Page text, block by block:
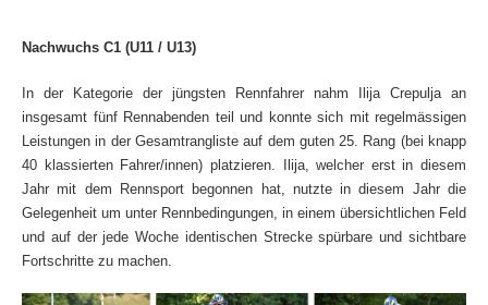
Nachwuchs C1 (U11 / U13)
In der Kategorie der jüngsten Rennfahrer nahm Ilija Crepulja an
insgesamt fünf Rennabenden teil und konnte sich mit regelmässigen
Leistungen in der Gesamtrangliste auf dem guten 25. Rang (bei knapp
40 klassierten Fahrer/innen) platzieren. Ilija, welcher erst in diesem
Jahr mit dem Rennsport begonnen hat, nutzte in diesem Jahr die
Gelegenheit um unter Rennbedingungen, in einem übersichtlichen Feld
und auf der jede Woche identischen Strecke spürbare und sichtbare
Fortschritte zu machen.